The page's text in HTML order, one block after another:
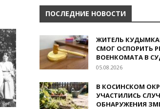
ПОСЛЕДНИЕ НОВОСТИ
ЖИТЕЛЬ
СМОГ ОСПОРИТЬ
ВОЕНКОМАТА В
05.08.2026
В КОСИНСКОМ
УЧАСТИЛИСЬ
ОБНАРУЖЕНИЯ